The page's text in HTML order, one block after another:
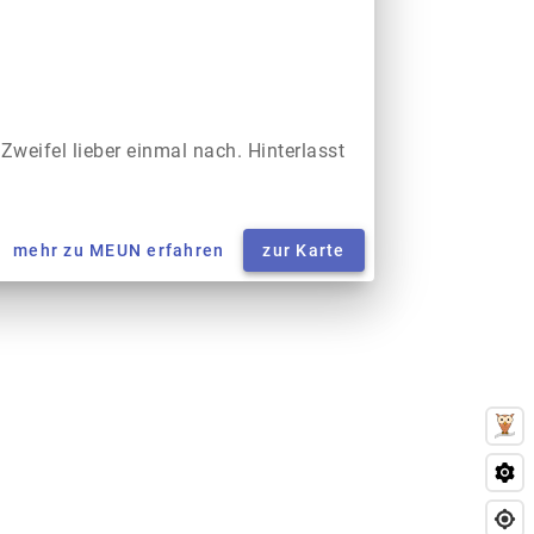
lieber einmal nach. Hinterlasst
mehr zu MEUN erfahren zur Karte